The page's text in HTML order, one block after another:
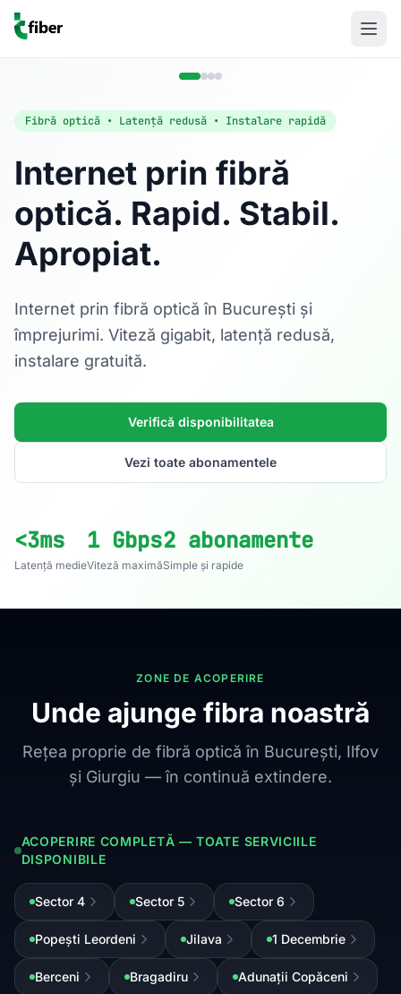
Fibră optică • Latență redusă • Instalare rapidă
Internet prin fibră
optică. Rapid. Stabil.
Apropiat.
Internet prin fibră optică în București și
împrejurimi. Viteză gigabit, latență redusă,
instalare gratuită.
Verifică disponibilitatea
Vezi toate abonamentele
<3ms
Latență medie
1 Gbps
Viteză maximă
2 abonamente
Simple și rapide
Acasă
Internet Rezidențial
Fibră optică până la 1 Gbps, direct în casa ta.
ZONE DE ACOPERIRE
Unde ajunge fibra noastră
Rețea proprie de fibră optică în București, Ilfov
și Giurgiu — în continuă extindere.
ACOPERIRE COMPLETĂ — TOATE SERVICIILE
DISPONIBILE
Sector 4 Sector 5 Sector 6
Popești Leordeni Jilava 1 Decembrie
Berceni Bragadiru Adunații Copăceni